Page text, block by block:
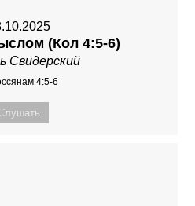
(Кол 4:5-6)
Свидерский
4:5-6